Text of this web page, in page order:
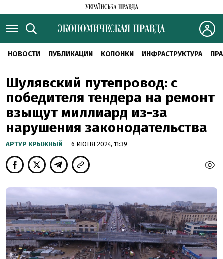
НОВОСТИ ПУБЛИКАЦИИ КОЛОНКИ ИНФРАСТРУКТУРА
Шулявский путепровод: с
победителя тендера на ремонт
взыщут миллиард из-за
нарушения законодательства
АРТУР КРЫЖНЫЙ — 6 ИЮНЯ 2024, 11:39